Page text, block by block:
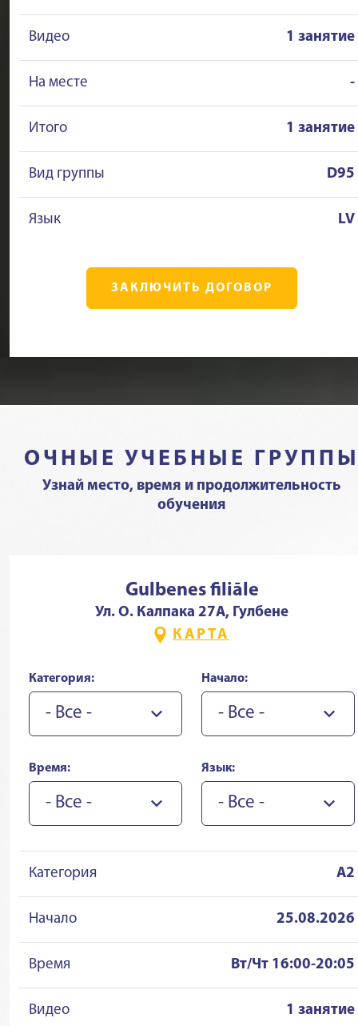
Видео 1 занятие
На месте -
Итого 1 занятие
Вид группы D95
Язык LV
ЗАКЛЮЧИТЬ ДОГОВОР
ОЧНЫЕ УЧЕБНЫЕ
Узнай место, время и продолжительность
обучения
Gulbenes filiāle
Ул. О. Калпака 27А, Гулбене
КАРТА
Категория:
- Все -
Начало:
- Все -
Время:
- Все -
Язык:
- Все -
Категория A2
Начало 25.08.2026
Время Вт/Чт 16:00-20:05
Видео 1 занятие